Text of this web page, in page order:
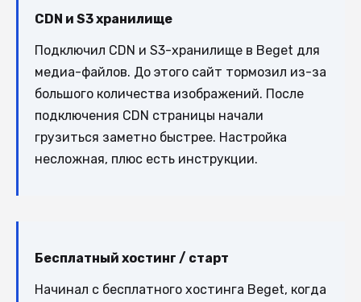
CDN и S3 хранилище
Подключил CDN и S3-хранилище в Beget для
медиа-файлов. До этого сайт тормозил из-за
большого количества изображений. После
подключения CDN страницы начали
грузиться заметно быстрее. Настройка
несложная, плюс есть инструкции.
Бесплатный хостинг / старт
Начинал с бесплатного хостинга Beget, когда